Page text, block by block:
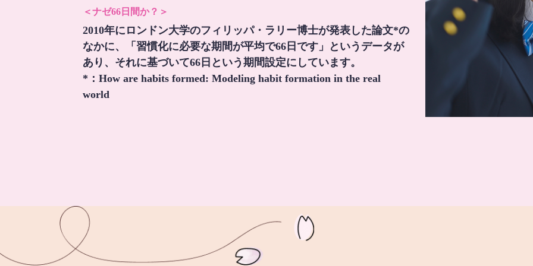
＜ナゼ66日間か？＞
2010年にロンドン大学のフィリッパ・ラリー博士が発表した論文*の
なかに、「習慣化に必要な期間が平均で66日です」というデータが
あり、それに基づいて66日という期間設定にしています。
*：How are habits formed: Modeling habit formation in the real
world